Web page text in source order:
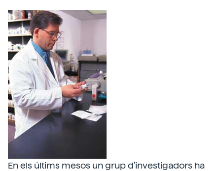
En els últims mesos un grup d'investigadors ha